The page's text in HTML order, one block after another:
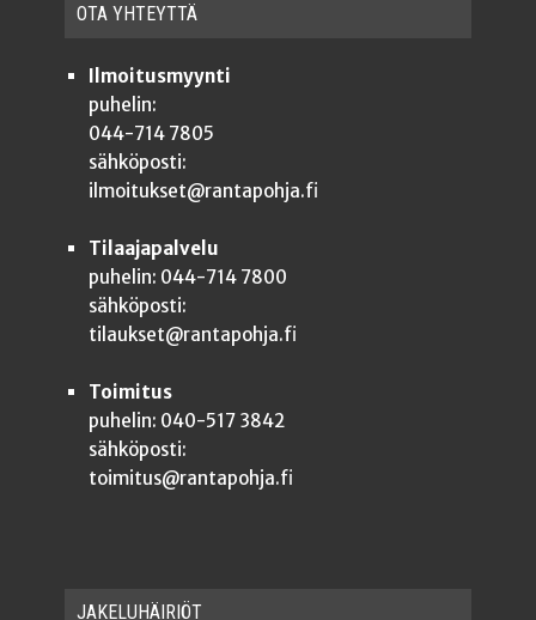
OTA YHTEYT­TÄ
Ilmoitusmyynti
puhelin:
044-714 7805
sähköposti:
ilmoitukset@rantapohja.fi
Tilaajapalvelu
puhelin: 044-714 7800
sähköposti:
tilaukset@rantapohja.fi
Toimitus
puhelin: 040-517 3842
sähköposti:
toimitus@rantapohja.fi
JAKE­LU­HÄI­RIÖT